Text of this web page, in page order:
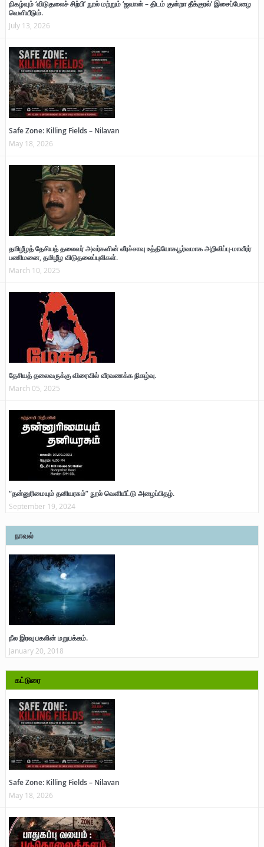
நிகழ்வும் ‘விடுதலைச் சிற்பி’ நூல் மற்றும் ‘ஜவான் – திடம் குன்றா தீக்குரல்’ இசைப்பேழை
வெளியீடும்.
July 13, 2026
Safe Zone: Killing Fields – Nilavan
May 18, 2026
தமிழீழத் தேசியத் தலைவர் அவர்களின் வீரச்சாவு உத்தியோகபூர்வமாக அறிவிப்பு-மாவீரர்
பணிமனை, தமிழீழ விடுதலைப்புலிகள்.
March 10, 2025
தேசியத் தலைவருக்கு விரைவில் வீரவணக்க நிகழ்வு.
March 05, 2025
“தன்னுரிமையும் தனியரசும்” நூல் வெளியீட்டு அழைப்பிதழ்.
September 19, 2024
நாவல்
நீல இரவு பகலின் மறுபக்கம்.
January 20, 2018
கட்டுரை
Safe Zone: Killing Fields – Nilavan
May 18, 2026